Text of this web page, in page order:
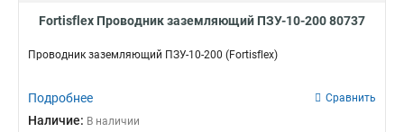
Fortisflex Проводник заземляющий ПЗУ-10-200 80737
Проводник заземляющий ПЗУ-10-200 (Fortisflex)
Подробнее Сравнить
Наличие: В наличии